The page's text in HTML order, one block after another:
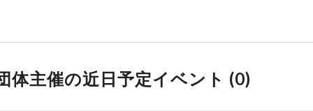
体主催の近日予定イベント (0)